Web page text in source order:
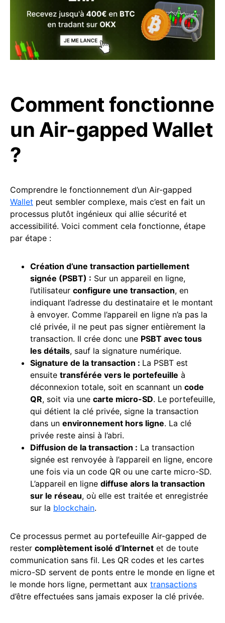
Comment fonctionne
un Air-gapped Wallet
?
Comprendre le fonctionnement d’un Air-gapped
Wallet peut sembler complexe, mais c’est en fait un
processus plutôt ingénieux qui allie sécurité et
accessibilité. Voici comment cela fonctionne, étape
par étape :
Création d’une transaction partiellement
signée (PSBT) : Sur un appareil en ligne,
l’utilisateur configure une transaction, en
indiquant l’adresse du destinataire et le montant
à envoyer. Comme l’appareil en ligne n’a pas la
clé privée, il ne peut pas signer entièrement la
transaction. Il crée donc une PSBT avec tous
les détails, sauf la signature numérique.
Signature de la transaction : La PSBT est
ensuite transférée vers le portefeuille à
déconnexion totale, soit en scannant un code
QR, soit via une carte micro-SD. Le portefeuille,
qui détient la clé privée, signe la transaction
dans un environnement hors ligne. La clé
privée reste ainsi à l’abri.
Diffusion de la transaction : La transaction
signée est renvoyée à l’appareil en ligne, encore
une fois via un code QR ou une carte micro-SD.
L’appareil en ligne diffuse alors la transaction
sur le réseau, où elle est traitée et enregistrée
sur la blockchain.
Ce processus permet au portefeuille Air-gapped de
rester complètement isolé d’Internet et de toute
communication sans fil. Les QR codes et les cartes
micro-SD servent de ponts entre le monde en ligne et
le monde hors ligne, permettant aux transactions
d’être effectuées sans jamais exposer la clé privée.